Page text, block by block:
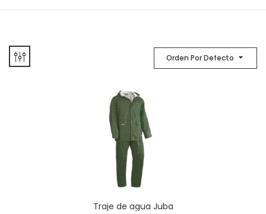
Orden Por Defecto
Traje de agua Juba